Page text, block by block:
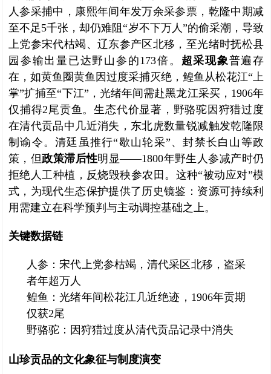
人参采捕中，康熙年间年发万余采参票，乾隆中期减
至不足5千张，却仍难阻“岁不下万人”的偷采潮，导致
上党参宋代枯竭、辽东参产区北移，至光绪时抚松县
园参输出量已达野山参的173倍。 超采现象普遍存
在，如黄鱼圈黄鱼因过度采捕灭绝，鳇鱼从松花江“上
掌”扩捕至“下江”，光绪年间需赴黑龙江采买，1906年
仅捕得2尾贡鱼。生态代价显著，野骆驼因狩猎过度
在清代贡品中几近消失，东北虎数量锐减触发乾隆限
制谕令。清廷虽推行“歇山轮采”、封禁长白山等政
策，但政策滞后性明显——1800年野生人参减产时仍
拒绝人工种植，反烧毁秧参农田。这种“被动应对”模
式，为现代生态保护提供了历史镜鉴：资源可持续利
用需建立在科学预判与主动调控基础之上。
关键数据链
人参：宋代上党参枯竭，清代采区北移，盗采
者年超万人
鳇鱼：光绪年间松花江几近绝迹，1906年贡期
仅获2尾
野骆驼：因狩猎过度从清代贡品记录中消失
山珍贡品的文化象征与制度演变